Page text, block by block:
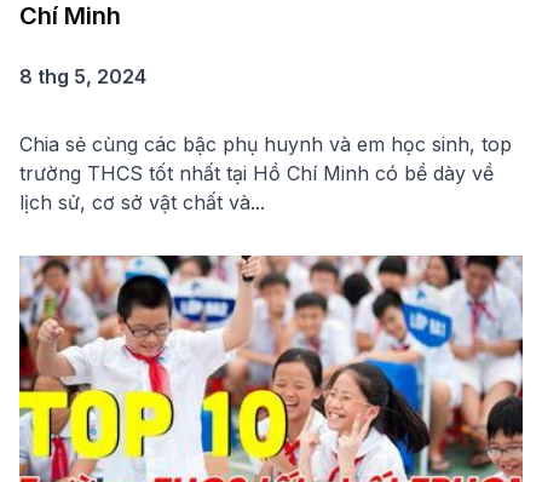
Chí Minh
8 thg 5, 2024
Chia sẻ cùng các bậc phụ huynh và em học sinh, top
trường THCS tốt nhất tại Hồ Chí Minh có bề dày về
lịch sử, cơ sở vật chất và...